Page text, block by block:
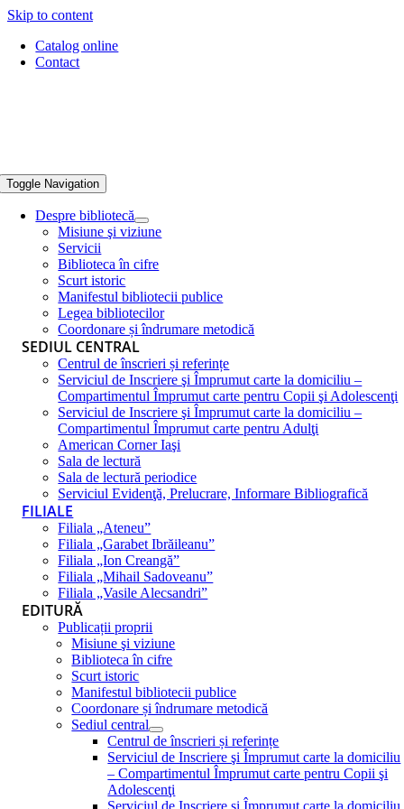
Skip to content
Catalog online
Contact
Toggle Navigation
Despre bibliotecă
Misiune şi viziune
Servicii
Biblioteca în cifre
Scurt istoric
Manifestul bibliotecii publice
Legea bibliotecilor
Coordonare și îndrumare metodică
SEDIUL CENTRAL
Centrul de înscrieri și referințe
Serviciul de Inscriere şi Împrumut carte la domiciliu –
Compartimentul Împrumut carte pentru Copii şi Adolescenţi
Serviciul de Inscriere şi Împrumut carte la domiciliu –
Compartimentul Împrumut carte pentru Adulţi
American Corner Iaşi
Sala de lectură
Sala de lectură periodice
Serviciul Evidenţă, Prelucrare, Informare Bibliografică
FILIALE
Filiala „Ateneu”
Filiala „Garabet Ibrăileanu”
Filiala „Ion Creangă”
Filiala „Mihail Sadoveanu”
Filiala „Vasile Alecsandri”
EDITURĂ
Publicații proprii
Misiune şi viziune
Biblioteca în cifre
Scurt istoric
Manifestul bibliotecii publice
Coordonare și îndrumare metodică
Sediul central
Centrul de înscrieri și referințe
Serviciul de Inscriere şi Împrumut carte la domiciliu
– Compartimentul Împrumut carte pentru Copii şi
Adolescenţi
Serviciul de Inscriere şi Împrumut carte la domiciliu